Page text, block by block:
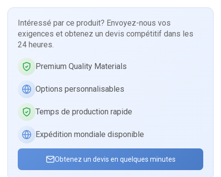
Intéressé par ce produit? Envoyez-nous vos
exigences et obtenez un devis compétitif dans les
24 heures.
Premium Quality Materials
Options personnalisables
Temps de production rapide
Expédition mondiale disponible
Obtenez un devis en quelques minutes